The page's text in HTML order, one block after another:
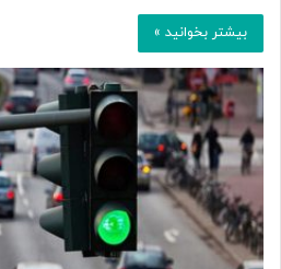
بیشتر بخوانید »